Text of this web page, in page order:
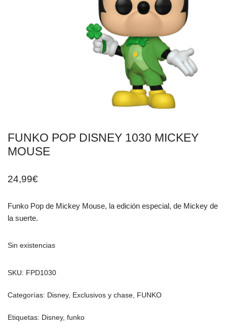
FUNKO POP DISNEY 1030 MICKEY
MOUSE
24,99€
Funko Pop de Mickey Mouse, la edición especial, de Mickey de
la suerte.
Sin existencias
SKU: FPD1030
Categorías: Disney, Exclusivos y chase FUNKO
Etiquetas: Disney, funko